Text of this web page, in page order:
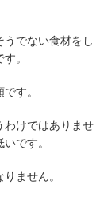
でない食材をし
。
す。
わけではありませ
です。
ません。